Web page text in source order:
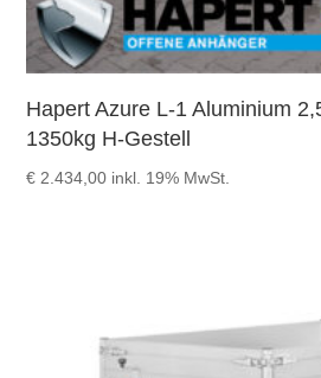
Hapert Azure L-1 Aluminium
1350kg H-Gestell
€ 2.434,00 inkl. 19% MwSt.